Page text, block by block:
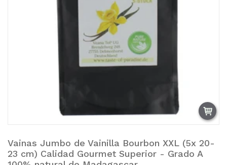
Vainas Jumbo de Vainilla Bourbon XXL (5x 20-
23 cm) Calidad Gourmet Superior - Grado A
Añadir a la cesta.